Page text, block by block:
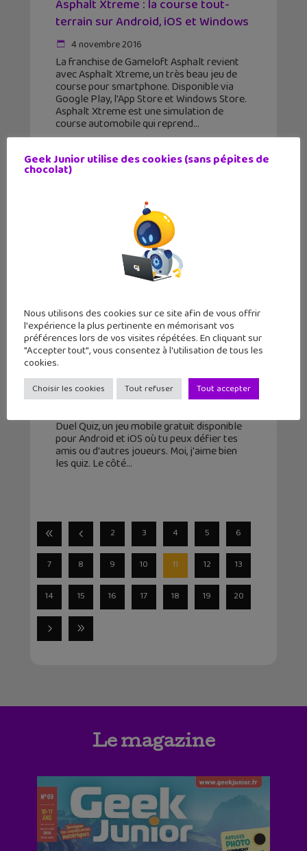
Asphalt Xtreme : la course tout-
terrain sur Android, iOS et Windows
4 novembre 2016
La franchise de Gameloft Asphalt revient
avec Asphalt Xtreme, un très beau jeu de
course pour smartphone. Disponible via
Google Play, l'App Store et Windows Store.
Asphalt Xtreme est une simulation de
course automobile qui reprend
Le jeu mobile du jour : Duel Quiz
(Google Play, iPhone)
2 novembre 2016
Duel Quiz, un jeu mobile gratuit disponible
pour Android et iOS où tu peux défier tes
amis ou d'autres joueurs. Moi, j'aime bien
les quiz. Le côté
2 3 4 5 6
7 8 9 10 11 12 13
14 15 16 17 18 19 20
Le magazine
Geek Junior utilise des cookies (sans pépites de
chocolat)
Nous utilisons des cookies sur ce site afin de vous offrir
l'expérience la plus pertinente en mémorisant vos
préférences lors de vos visites répétées. En cliquant sur
"Accepter tout", vous consentez à l'utilisation de tous les
cookies.
Choisir les cookies Tout refuser Tout accepter